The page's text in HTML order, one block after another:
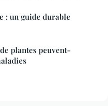
: un guide durable
plantes peuvent-